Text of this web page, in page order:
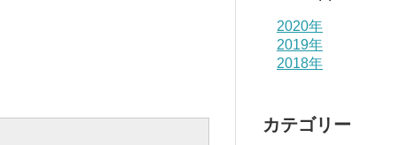
2020年
2019年
2018年
カテゴリー